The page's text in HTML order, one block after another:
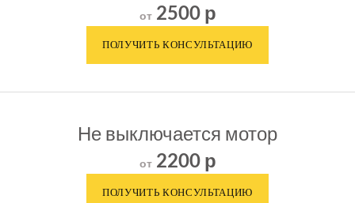
от2500 р
Не выключается мотор
от2200 р